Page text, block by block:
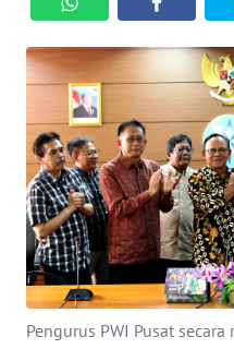
Pengurus PWI Pusat
KRIMINAL
EKUIN
SAINS-TEKNO
KESEHATAN
INTERNASIONAL
SERBA-SERBI